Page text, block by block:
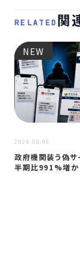
RELATED 関
NEW
2026.08.06
政府機関装う偽サ
半期比991%増か